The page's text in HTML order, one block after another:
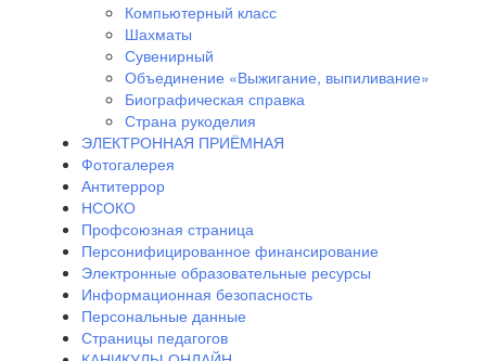
Компьютерный класс
Шахматы
Сувенирный
Объединение «Выжигание, выпиливание»
Биографическая справка
Страна рукоделия
ЭЛЕКТРОННАЯ ПРИЁМНАЯ
Фотогалерея
Антитеррор
НСОКО
Профсоюзная страница
Персонифицированное финансирование
Электронные образовательные ресурсы
Информационная безопасность
Персональные данные
Страницы педагогов